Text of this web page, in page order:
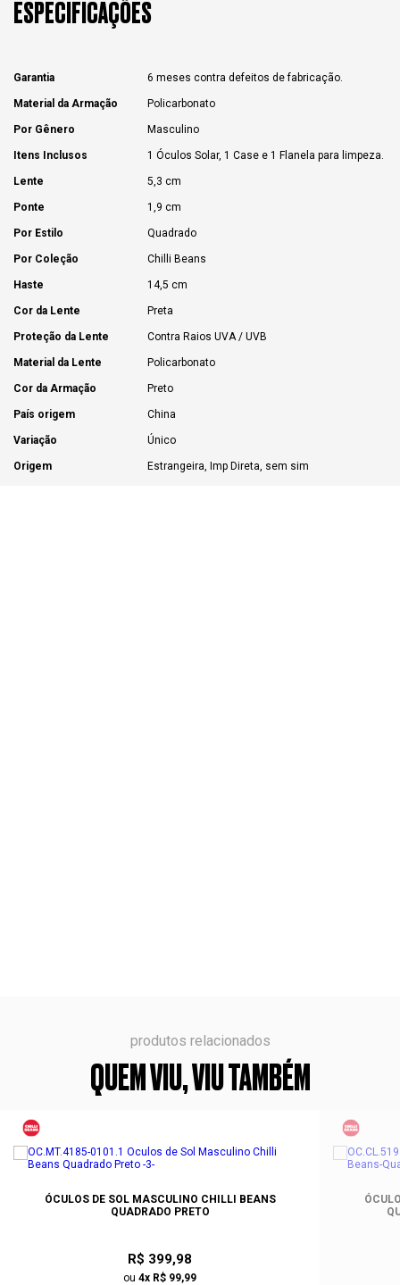
ESPECIFICAÇÕES
Garantia 6 meses contra defeitos de fabricação.
Material da Armação Policarbonato
Por Gênero Masculino
Itens Inclusos 1 Óculos Solar, 1 Case e 1 Flanela para limpeza.
Lente 5,3 cm
Ponte 1,9 cm
Por Estilo Quadrado
Por Coleção Chilli Beans
Haste 14,5 cm
Cor da Lente Preta
Proteção da Lente Contra Raios UVA / UVB
Material da Lente Policarbonato
Cor da Armação Preto
País origem China
Variação Único
Origem Estrangeira, Imp Direta, sem sim
produtos relacionados
QUEM VIU, VIU TAMBÉM
ÓCULOS DE SOL MASCULINO CHILLI BEANS
QUADRADO PRETO
R$ 399,98
ou 4x R$ 99,99